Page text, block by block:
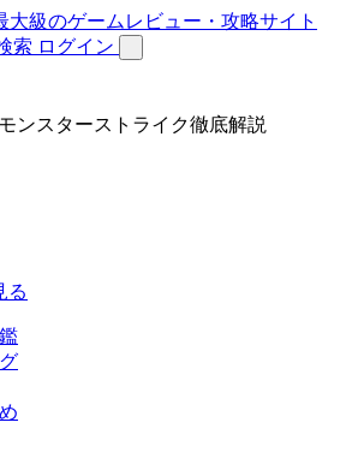
索 ログイン
ンスターストライク徹底解説
る